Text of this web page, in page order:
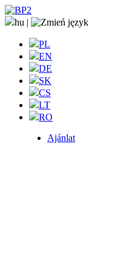
hu |
PL
EN
DE
SK
CS
LT
RO
Ajánlat